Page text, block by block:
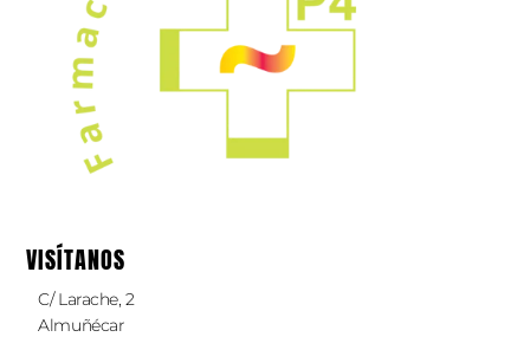
VISÍTANOS
C/ Larache, 2
Almuñécar